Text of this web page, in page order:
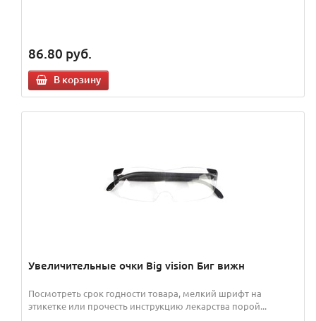
86.80 руб.
В корзину
Увеличительные очки Big vision Биг вижн
Посмотреть срок годности товара, мелкий шрифт на
этикетке или прочесть инструкцию лекарства порой...